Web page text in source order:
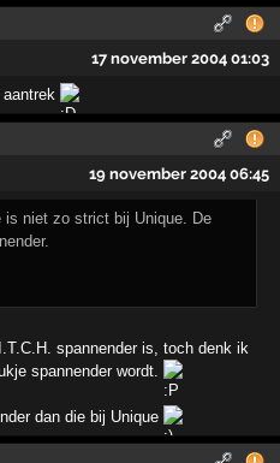
17 november 2004 01:03
19 november 2004 06:45
niet zo strict bij Unique. De
spannender is, toch denk ik
spannender wordt.
dan die bij Unique